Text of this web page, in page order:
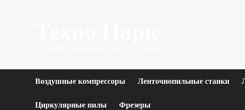
Воздушные компрессоры Ленточнопильные станки
Циркулярные пилы Фрезеры